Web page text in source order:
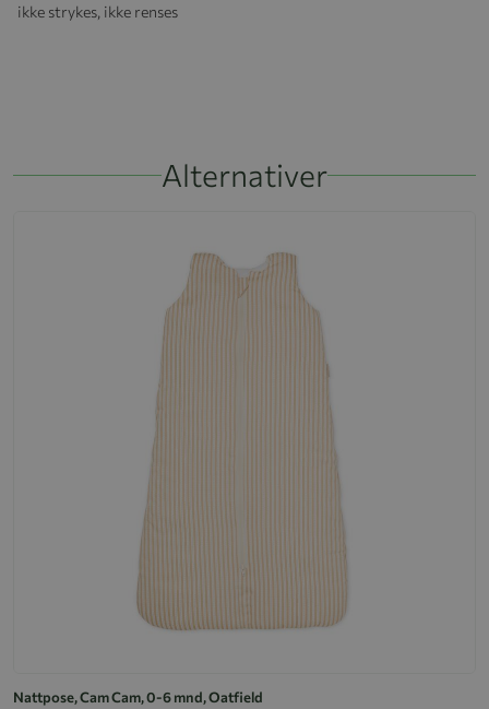
ikke strykes, ikke renses
Alternativer
Nattpose, Cam Cam, 0-6 mnd, Oatfield